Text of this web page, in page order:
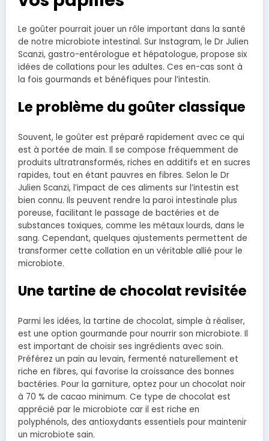
Le goûter pourrait jouer un rôle important dans la santé
de notre microbiote intestinal. Sur Instagram, le Dr Julien
Scanzi, gastro-entérologue et hépatologue, propose six
idées de collations pour les adultes. Ces en-cas sont à
la fois gourmands et bénéfiques pour l’intestin.
Le problème du goûter classique
Souvent, le goûter est préparé rapidement avec ce qui
est à portée de main. Il se compose fréquemment de
produits ultratransformés, riches en additifs et en sucres
rapides, tout en étant pauvres en fibres. Selon le Dr
Julien Scanzi, l’impact de ces aliments sur l’intestin est
bien connu. Ils peuvent rendre la paroi intestinale plus
poreuse, facilitant le passage de bactéries et de
substances toxiques, comme les métaux lourds, dans le
sang. Cependant, quelques ajustements permettent de
transformer cette collation en un véritable allié pour le
microbiote.
Une tartine de chocolat revisitée
Parmi les idées, la tartine de chocolat, simple à réaliser,
est une option gourmande pour nourrir son microbiote. Il
est important de choisir ses ingrédients avec soin.
Préférez un pain au levain, fermenté naturellement et
riche en fibres, qui favorise la croissance des bonnes
bactéries. Pour la garniture, optez pour un chocolat noir
à 70 % de cacao minimum. Ce type de chocolat est
apprécié par le microbiote car il est riche en
polyphénols, des antioxydants essentiels pour maintenir
un microbiote sain.